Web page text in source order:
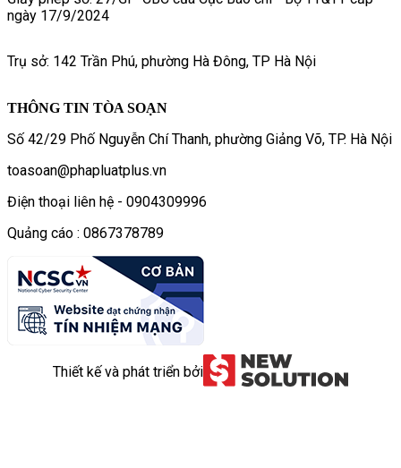
ngày 17/9/2024
Trụ sở: 142 Trần Phú, phường Hà Đông, TP Hà Nội
THÔNG TIN TÒA SOẠN
Số 42/29 Phố Nguyễn Chí Thanh, phường Giảng Võ, TP. Hà Nội
toasoan@phapluatplus.vn
Điện thoại liên hệ - 0904309996
Quảng cáo : 0867378789
Thiết kế và phát triển bởi